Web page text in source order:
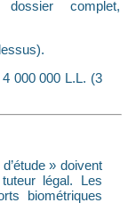
complet,
000 000 L.L. (3
» doivent
légal. Les
biométriques